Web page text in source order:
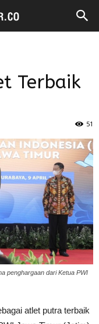
Terbaik
51
penghargaan dari Ketua PWI
atlet putra terbaik